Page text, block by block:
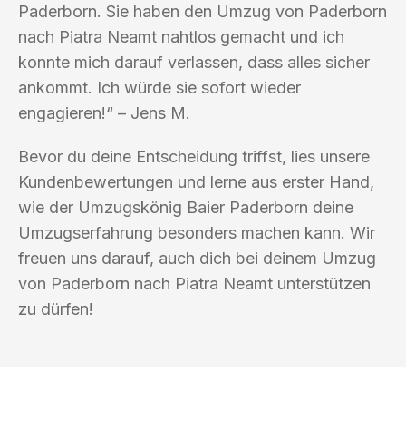
Paderborn. Sie haben den Umzug von Paderborn
nach Piatra Neamt nahtlos gemacht und ich
konnte mich darauf verlassen, dass alles sicher
ankommt. Ich würde sie sofort wieder
engagieren!“ – Jens M.
Bevor du deine Entscheidung triffst, lies unsere
Kundenbewertungen und lerne aus erster Hand,
wie der Umzugskönig Baier Paderborn deine
Umzugserfahrung besonders machen kann. Wir
freuen uns darauf, auch dich bei deinem Umzug
von Paderborn nach Piatra Neamt unterstützen
zu dürfen!